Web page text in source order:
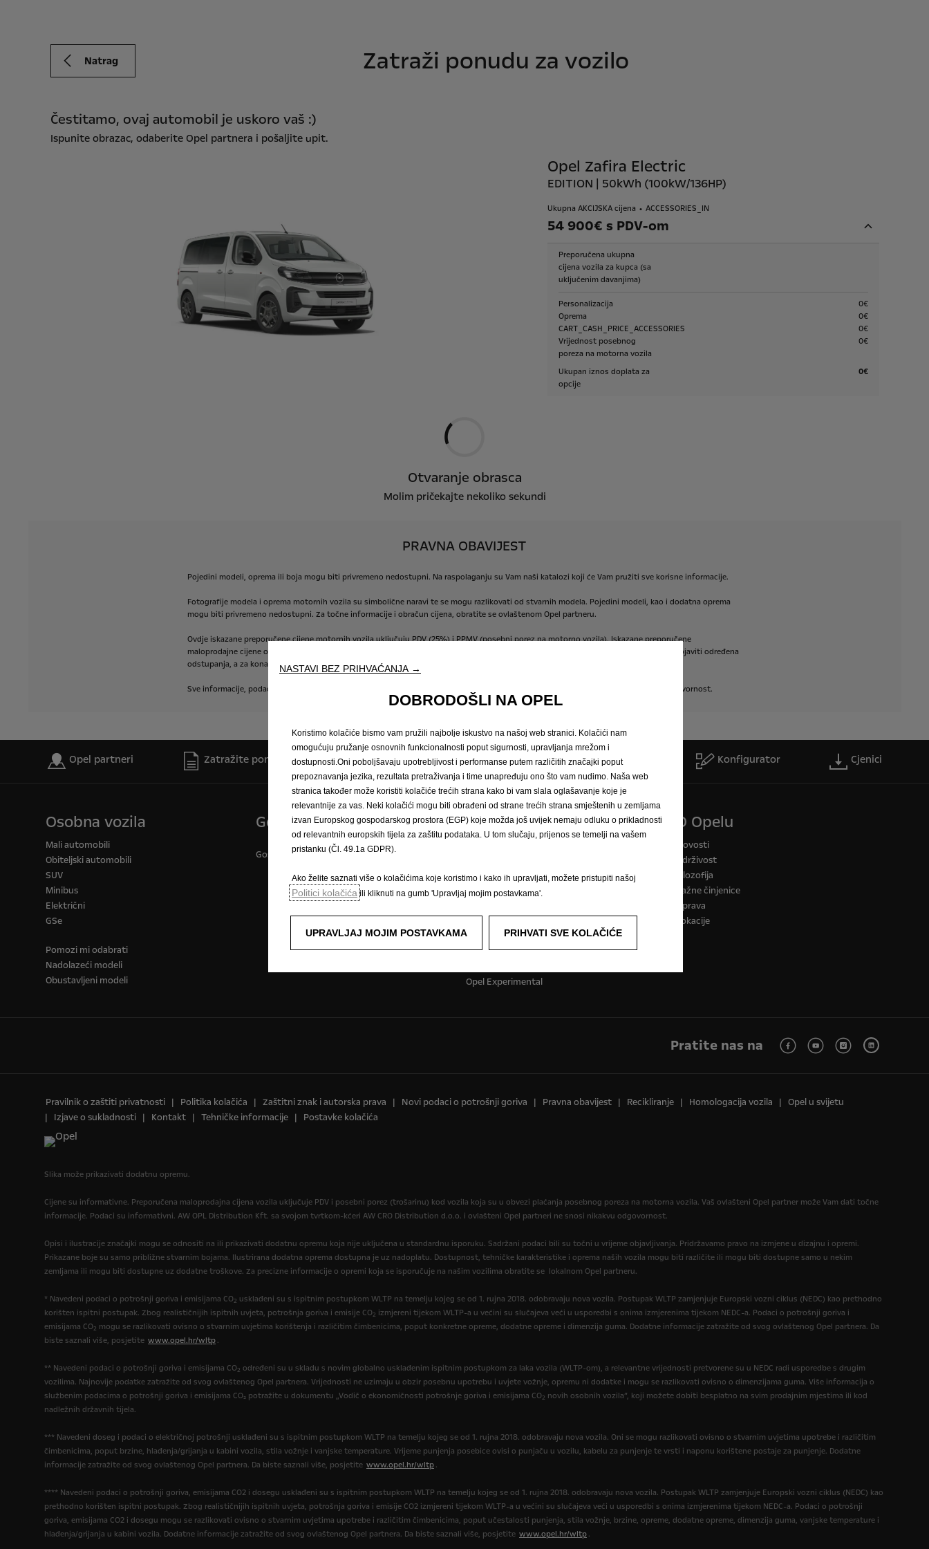
Natrag Zatraži ponudu za vozilo
Čestitamo, ovaj automobil je uskoro vaš :)
Ispunite obrazac, odaberite Opel partnera i pošaljite upit.
Opel Zafira Electric
EDITION | 50kWh (100kW/136HP)
Ukupna AKCIJSKA cijena ACCESSORIES_IN
54 900€ s PDV-om
Preporučena ukupna
cijena vozila za kupca (sa
uključenim davanjima)
Personalizacija
0€
Oprema
0€
CART_CASH_PRICE_ACCESSORIES
0€
Vrijednost posebnog
poreza na motorna vozila
0€
Ukupan iznos doplata za
opcije
0€
Otvaranje obrasca
Molim pričekajte nekoliko sekundi
PRAVNA OBAVIJEST
Pojedini modeli, oprema ili boja mogu biti privremeno nedostupni. Na raspolaganju su Vam naši katalozi koji će Vam pružiti sve korisne informacije.
Fotografije modela i oprema motornih vozila su simbolične naravi te se mogu razlikovati od stvarnih modela. Pojedini modeli, kao i dodatna oprema
mogu biti privremeno nedostupni. Za točne informacije i obračun cijena, obratite se ovlaštenom Opel partneru.
Ovdje iskazane preporučene cijene motornih vozila uključuju PDV (25%) i PPMV (posebni porez na motorno vozila). Iskazane preporučene
maloprodajne cijene opreme pojaviti određena
odstupanja, a za konačan iznos i detaljan obračun cijena i poreza
Sve informacije, podaci odgovornost.
Opel partneri Zatražite ponudu Zatražite testnu vožnju Naručivanje na servis Konfigurator Cjenici
Osobna vozila
Mali automobili
Obiteljski automobili
SUV
Minibus
Električni
GSe
Pomozi mi odabrati
Nadolazeći modeli
Obustavljeni modeli
Gospodarska vozila
Gospodarska vozila i više
Doživite Opel
Opel Connect
Sustavi za informiranje i zabavu
Opel Classic
Opel lifestyle shop
Opel Experimental
O Opelu
Novosti
Održivost
Filozofija
Važne činjenice
Uprava
Lokacije
Pratite nas na
Pravilnik o zaštiti privatnosti Politika kolačića Zaštitni znak i autorska prava Novi podaci o potrošnji goriva Pravna obavijest Recikliranje Homologacija vozila
Opel u svijetu
Izjave o sukladnosti
Kontakt Tehničke informacije Postavke kolačića
Slika može prikazivati dodatnu opremu.
Cijene su informativne. Preporučena maloprodajna cijena vozila uključuje PDV i posebni porez (trošarinu) kod vozila koja su u obvezi plaćanja posebnog poreza na motorna vozila. Vaš ovlašteni Opel partner može Vam dati točne
informacije. Podaci su informativni. AW OPL Distribution Kft. sa svojom tvrtkom-kćeri AW CRO Distribution d.o.o. i ovlašteni Opel partneri ne snosi nikakvu odgovornost.
Opisi i ilustracije značajki mogu se odnositi na ili prikazivati dodatnu opremu koja nije uključena u standardnu isporuku. Sadržani podaci bili su točni u vrijeme objavljivanja. Pridržavamo pravo na izmjene u dizajnu i opremi.
Prikazane boje su samo približne stvarnim bojama. Ilustrirana dodatna oprema dostupna je uz nadoplatu. Dostupnost, tehničke karakteristike i oprema naših vozila mogu biti različite ili mogu biti dostupne samo u nekim
zemljama ili mogu biti dostupne uz dodatne troškove. Za precizne informacije o opremi koja se isporučuje na našim vozilima obratite se lokalnom Opel partneru.
* Navedeni podaci o potrošnji goriva i emisijama CO2 usklađeni su s ispitnim postupkom WLTP na temelju kojeg se od 1. rujna 2018. odobravaju nova vozila. Postupak WLTP zamjenjuje Europski vozni ciklus (NEDC) kao prethodno
korišten ispitni postupak. Zbog realističnijih ispitnih uvjeta, potrošnja goriva i emisije CO2 izmjereni tijekom WLTP-a u većini su slučajeva veći u usporedbi s onima izmjerenima tijekom NEDC-a. Podaci o potrošnji goriva i
emisijama CO2 mogu se razlikovati ovisno o stvarnim uvjetima korištenja i različitim čimbenicima, poput konkretne opreme, dodatne opreme i dimenzija guma. Dodatne informacije zatražite od svog ovlaštenog Opel partnera. Da
biste saznali više, posjetite www.opel.hr/wltp .
** Navedeni podaci o potrošnji goriva i emisijama CO2 određeni su u skladu s novim globalno usklađenim ispitnim postupkom za laka vozila (WLTP-om), a relevantne vrijednosti pretvorene su u NEDC radi usporedbe s drugim
vozilima. Najnovije podatke zatražite od svog ovlaštenog Opel partnera. Vrijednosti ne uzimaju u obzir posebnu upotrebu i uvjete vožnje, opremu ni dodatke i mogu se razlikovati ovisno o dimenzijama guma. Više informacija o
službenim podacima o potrošnji goriva i emisijama CO₂ potražite u dokumentu „Vodič o ekonomičnosti potrošnje goriva i emisijama CO2 novih osobnih vozila”, koji možete dobiti besplatno na svim prodajnim mjestima ili kod
nadležnih državnih tijela.
*** Navedeni doseg i podaci o električnoj potrošnji usklađeni su s ispitnim postupkom WLTP na temelju kojeg se od 1. rujna 2018. odobravaju nova vozila. Oni se mogu razlikovati ovisno o stvarnim uvjetima upotrebe i različitim
čimbenicima, poput brzine, hlađenja/grijanja u kabini vozila, stila vožnje i vanjske temperature. Vrijeme punjenja posebice ovisi o punjaču u vozilu, kabelu za punjenje te vrsti i naponu korištene postaje za punjenje. Dodatne
informacije zatražite od svog ovlaštenog Opel partnera. Da biste saznali više, posjetite www.opel.hr/wltp .
**** Navedeni podaci o potrošnji goriva, emisijama CO2 i dosegu usklađeni su s ispitnim postupkom WLTP na temelju kojeg se od 1. rujna 2018. odobravaju nova vozila. Postupak WLTP zamjenjuje Europski vozni ciklus (NEDC) kao
prethodno korišten ispitni postupak. Zbog realističnijih ispitnih uvjeta, potrošnja goriva i emisije CO2 izmjereni tijekom WLTP-a u većini su slučajeva veći u usporedbi s onima izmjerenima tijekom NEDC-a. Podaci o potrošnji
goriva, emisijama CO2 i dosegu mogu se razlikovati ovisno o stvarnim uvjetima upotrebe i različitim čimbenicima, poput učestalosti punjenja, stila vožnje, brzine, opreme, dodatne opreme, dimenzija guma, vanjske temperature i
hlađenja/grijanja u kabini vozila. Dodatne informacije zatražite od svog ovlaštenog Opel partnera. Da biste saznali više, posjetite www.opel.hr/wltp .
NASTAVI BEZ PRIHVAĆANJA →
DOBRODOŠLI NA OPEL
Koristimo kolačiće bismo vam pružili najbolje iskustvo na našoj web stranici. Kolačići nam
omogućuju pružanje osnovnih funkcionalnosti poput sigurnosti, upravljanja mrežom i
dostupnosti.Oni poboljšavaju upotrebljivost i performanse putem različitih značajki poput
prepoznavanja jezika, rezultata pretraživanja i time unapređuju ono što vam nudimo. Naša web
stranica također može koristiti kolačiće trećih strana kako bi vam slala oglašavanje koje je
relevantnije za vas. Neki kolačići mogu biti obrađeni od strane trećih strana smještenih u zemljama
izvan Europskog gospodarskog prostora (EGP) koje možda još uvijek nemaju odluku o prikladnosti
od relevantnih europskih tijela za zaštitu podataka. U tom slučaju, prijenos se temelji na vašem
pristanku (Čl. 49.1a GDPR).
Ako želite saznati više o kolačićima koje koristimo i kako ih upravljati, možete pristupiti našoj
Politici kolačića ili kliknuti na gumb 'Upravljaj mojim postavkama'.
UPRAVLJAJ MOJIM POSTAVKAMA PRIHVATI SVE KOLAČIĆE